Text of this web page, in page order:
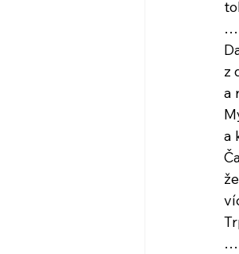
…
z
a
a
…